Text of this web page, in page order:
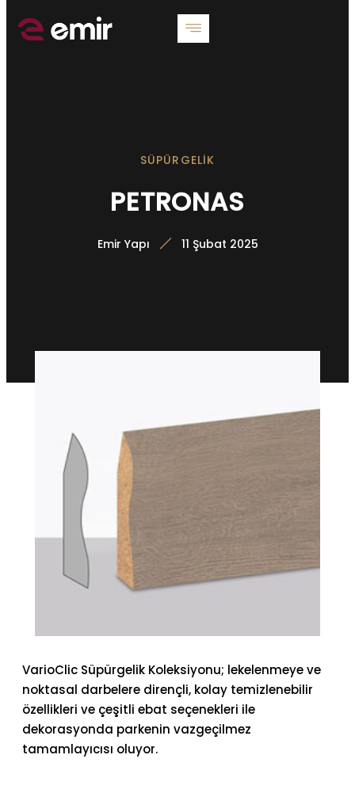
SÜPÜRGELIK
PETRONAS
Emir Yapı 11 Şubat 2025
VarioClic Süpürgelik Koleksiyonu; lekelenmeye ve
noktasal darbelere dirençli, kolay temizlenebilir
özellikleri ve çeşitli ebat seçenekleri ile
dekorasyonda parkenin vazgeçilmez
tamamlayıcısı oluyor.